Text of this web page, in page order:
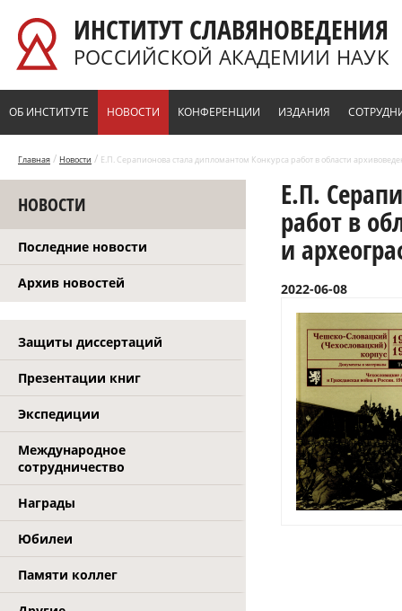
ИНСТИТУТ СЛАВЯНОВЕДЕНИЯ
РОССИЙСКОЙ АКАДЕМИИ НАУК
ОБ ИНСТИТУТЕ НОВОСТИ КОНФЕРЕНЦИИ ИЗДАНИЯ
Главная / Новости / Е.П. Серапионова стала дипломантом Конкурса работ в области
НОВОСТИ
Последние новости
Архив новостей
Защиты диссертаций
Презентации книг
Экспедиции
Международное
сотрудничество
Награды
Юбилеи
Памяти коллег
Е.П.
работ в
и
2022-06-08